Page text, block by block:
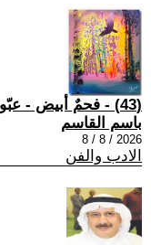
(43) - فحمٌ أبيض - عبّود الجابريّ وامتيازُ المُفارقَة
باسم القاسم
2026 / 8 / 8
الادب والفن